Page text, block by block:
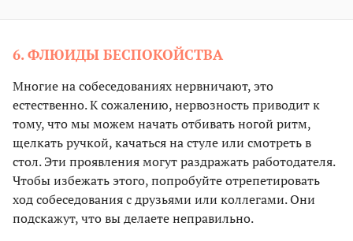
6. ФЛЮИДЫ БЕСПОКОЙСТВА
Многие на собеседованиях нервничают, это
естественно. К сожалению, нервозность приводит к
тому, что мы можем начать отбивать ногой ритм,
щелкать ручкой, качаться на стуле или смотреть в
стол. Эти проявления могут раздражать работодателя.
Чтобы избежать этого, попробуйте отрепетировать
ход собеседования с друзьями или коллегами. Они
подскажут, что вы делаете неправильно.